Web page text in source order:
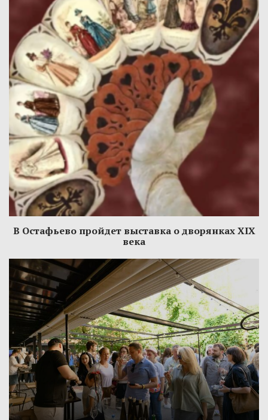
В Остафьево пройдет выставка о дворянках XIX
века